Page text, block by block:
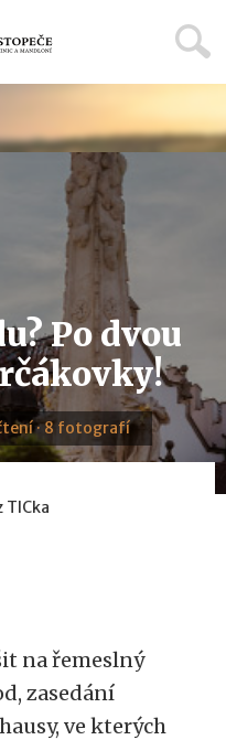
Po dvou
· 8 fotografí
TICka
na řemeslný
zasedání
ve kterých